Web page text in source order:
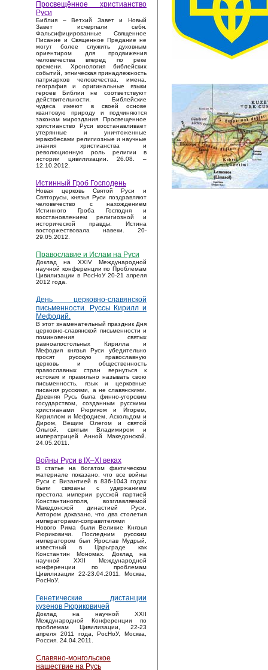
Просвещённое христианство
Руси
Библия – Ветхий Завет и Новый
Завет исчерпали себя.
Фальсифицированные Священное
Писание и Священное Предание не
могут более служить духовным
ориентиром для продвижения
человечества вперед по реке
времени. Хронология библейских
событий, этническая принадлежность
патриархов человечества, имена,
география и оригинальные языки
героев Библии не соответствуют
действительности. Библейские
чудеса имеют в своей основе
квантовую природу и подчиняются
законам мироздания. Просвещенное
христианство Руси восстанавливает
утерянные и уничтоженные
мракобесами религиозные и научные
знания христианства и
революционную роль религии в
истории цивилизации. 26.08. –
12.10.2012.
Истинный Гроб Господень
Новая церковь Святой Руси и
Святорусы, князья Руси поздравляют
человечество с нахождением
Истинного Гроба Господня и
восстановлением религиозной и
исторической правды. Истина
восторжествовала навеки. 20-
29.05.2012.
Православие и Ислам на Руси
Доклад на XXIV Международной
научной конференции по Проблемам
Цивилизации в РосНоУ 20-21 апреля
2012 года.
День церковно-славянской
письменности. Руссы Кирилл и
Мефодий.
В этот знаменательный праздник Дня
церковно-славянской письменности и
поминовения святых
равноапостольных Кирилла и
Мефодия князья Руси убедительно
просят русскую православную
церковь и общественность
православных стран вернуться к
истокам и правильно называть свою
письменность, язык и церковные
писания русскими, а не славянскими.
Древняя Русь была финно-угорским
государством, созданным русскими
христианами Рюриком и Игорем,
Кириллом и Мефодием, Аскольдом и
Диром, Вещим Олегом и святой
Ольгой, святым Владимиром и
императрицей Анной Македонской.
24.05.2011.
Войны Руси в IX–XI веках
В статье на богатом фактическом
материале показано, что все войны
Руси с Византией в 836-1043 годах
были связаны с удержанием
престола империи русской партией
Константинополя, возглавляемой
Македонской династией Руси.
Автором доказано, что два столетия
императорами-соправителями
Нового Рима были Великие Князья
Рюриковичи. Последним русским
императором был Ярослав Мудрый,
известный в Царьграде как
Константин Мономах. Доклад на
научной XXII Международной
конференции по проблемам
Цивилизации 22-23.04.2011, Москва,
РосНоУ.
Генетические дистанции
кузенов Рюриковичей
Доклад на научной XXII
Международной Конференции по
проблемам Цивилизации, 22-23
апреля 2011 года, РосНоУ, Москва,
Россия. 24.04.2011.
Славяно-монгольское
нашествие на Русь